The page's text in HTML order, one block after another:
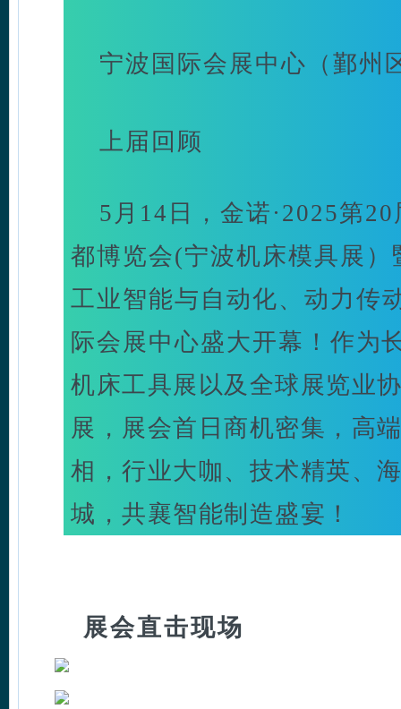
宁波国际会展中心（鄞州
上届回顾
5月14日，金诺·2025第
都博览会(宁波机床模具展
工业智能与自动化、动力传
际会展中心盛大开幕！ 作为
机床工具展以及全球展览业
展，展会首日商机密集，高
相，行业大咖、技术精英、
城，共襄智能制造盛宴！
展会直击现场